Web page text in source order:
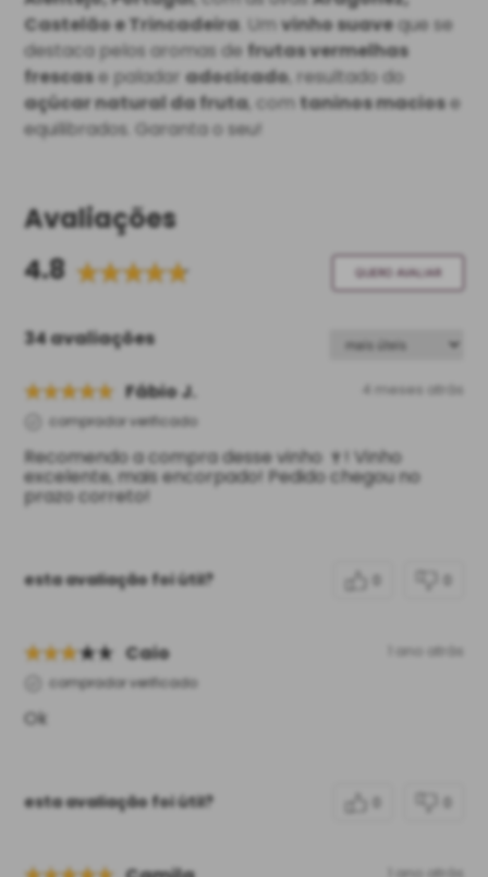
Castelão e Trincadeira. Umvinho suaveque se
destaca pelos aromas defrutas vermelhas
frescase paladaradocicado, resultado do
açúcar natural da fruta, comtaninos maciose
equilibrados. Garanta o seu!
Avaliações
4.8
QUERO AVALIAR
34 avaliações
Fábio J. 4 meses atrás
comprador verificado
Recomendo a compra desse vinho 🍷! Vinho
excelente, mais encorpado! Pedido chegou no
prazo correto!
esta avaliação foi útil?
Caio 1 ano atrás
comprador verificado
Ok
esta avaliação foi útil?